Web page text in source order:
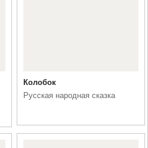
Колобок
Русская народная сказка